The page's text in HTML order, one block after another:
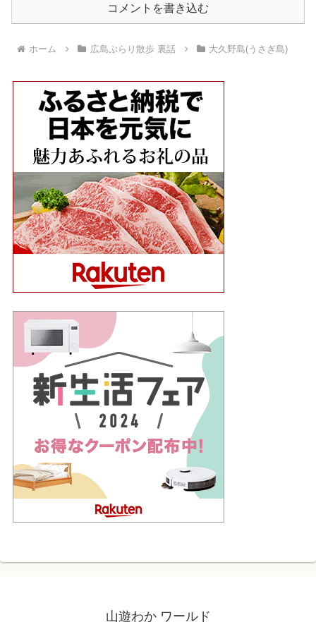
コメントを書き込む
ホーム 広島ぶらり散歩 裏話 大久野島(うさぎ島)
山遊わか ワールド